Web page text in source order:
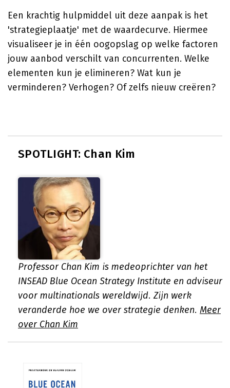
Een krachtig hulpmiddel uit deze aanpak is het
'strategieplaatje' met de waardecurve. Hiermee
visualiseer je in één oogopslag op welke factoren
jouw aanbod verschilt van concurrenten. Welke
elementen kun je elimineren? Wat kun je
verminderen? Verhogen? Of zelfs nieuw creëren?
SPOTLIGHT: Chan Kim
Professor Chan Kim is medeoprichter van het
INSEAD Blue Ocean Strategy Institute en adviseur
voor multinationals wereldwijd. Zijn werk
veranderde hoe we over strategie denken. Meer
over Chan Kim